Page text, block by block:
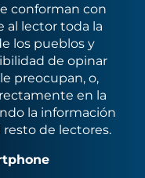
conforman con
al lector toda la
los pueblos y
de opinar
preocupan, o,
en la
la información
de lectores.